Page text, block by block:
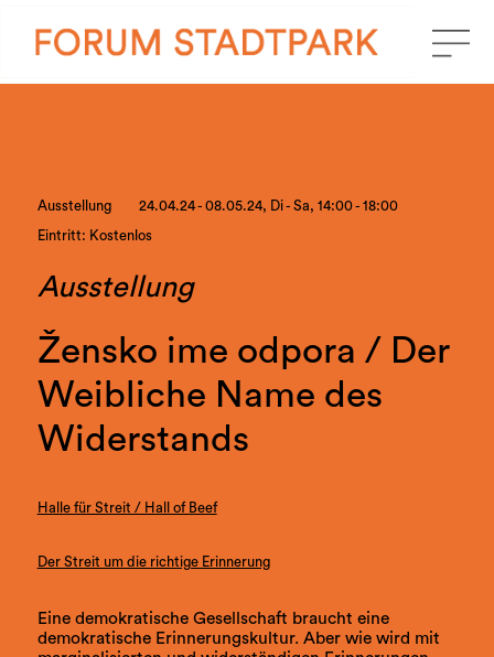
Ausstellung 24.04.24 - 08.05.24, Di - Sa, 14:00 - 18:00
Eintritt: Kostenlos
Ausstellung
Žensko ime odpora / Der
Weibliche Name des
Widerstands
Halle für Streit / Hall of Beef
Der Streit um die richtige Erinnerung
Eine demokratische Gesellschaft braucht eine
demokratische Erinnerungskultur. Aber wie wird mit